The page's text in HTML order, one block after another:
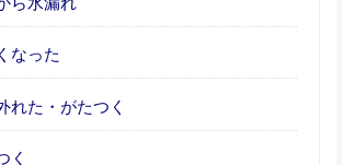
なった
れた・がたつく
く